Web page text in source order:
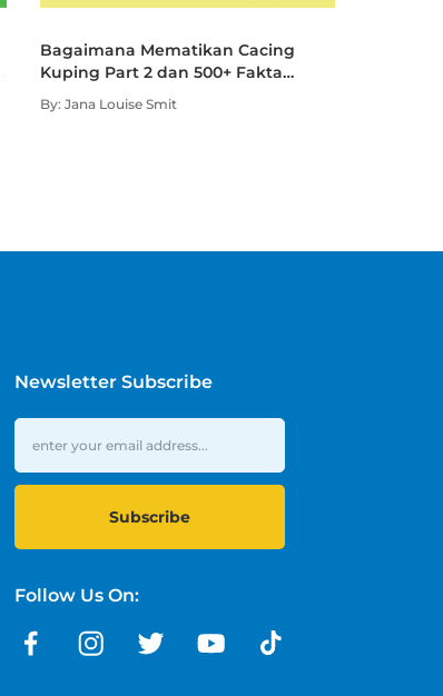
Bagaimana Mematikan Cacing
Kuping Part 2 dan 500+ Fakta
Psikologi Lainnya yang Perlu Kamu
Tahu
By: Jana Louise Smit
Newsletter Subscribe
Subscribe
Follow Us On: